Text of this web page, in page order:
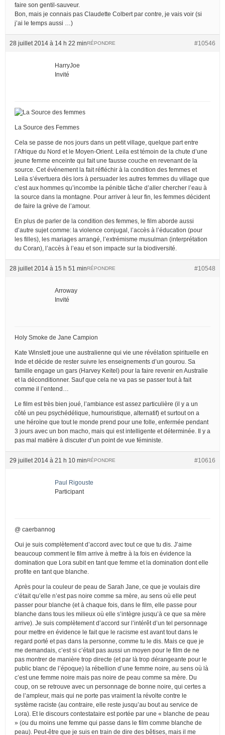
faire son gentil-sauveur.
Bon, mais je connais pas Claudette Colbert par contre, je vais voir (si
j’ai le temps aussi …)
28 juillet 2014 à 14 h 22 min #10546
RÉPONDRE
HarryJoe
Invité
La Source des Femmes
Cela se passe de nos jours dans un petit village, quelque part entre
l’Afrique du Nord et le Moyen-Orient. Leila est témoin de la chute d’une
jeune femme enceinte qui fait une fausse couche en revenant de la
source. Cet événement la fait réfléchir à la condition des femmes et
Leila s’évertuera dès lors à persuader les autres femmes du village que
c’est aux hommes qu’incombe la pénible tâche d’aller chercher l’eau à
la source dans la montagne. Pour arriver à leur fin, les femmes décident
de faire la grève de l’amour.
En plus de parler de la condition des femmes, le film aborde aussi
d’autre sujet comme: la violence conjugal, l’accès à l’éducation (pour
les filles), les mariages arrangé, l’extrémisme musulman (interprétation
du Coran), l’accès à l’eau et son impacte sur la biodiversité.
28 juillet 2014 à 15 h 51 min #10548
RÉPONDRE
Arroway
Invité
Holy Smoke de Jane Campion
Kate Winslett joue une australienne qui vie une révélation spirituelle en
Inde et décide de rester suivre les enseignements d’un gourou. Sa
famille engage un gars (Harvey Keitel) pour la faire revenir en Australie
et la déconditionner. Sauf que cela ne va pas se passer tout à fait
comme il l’entend…
Le film est très bien joué, l’ambiance est assez particulière (il y a un
côté un peu psychédélique, humouristique, alternatif) et surtout on a
une héroïne que tout le monde prend pour une folle, enfermée pendant
3 jours avec un bon macho, mais qui est intelligente et déterminée. Il y a
pas mal matière à discuter d’un point de vue féministe.
29 juillet 2014 à 21 h 10 min #10616
RÉPONDRE
Paul Rigouste
Participant
@ caerbannog
Oui je suis complètement d’accord avec tout ce que tu dis. J’aime
beaucoup comment le film arrive à mettre à la fois en évidence la
domination que Lora subit en tant que femme et la domination dont elle
profite en tant que blanche.
Après pour la couleur de peau de Sarah Jane, ce que je voulais dire
c’était qu’elle n’est pas noire comme sa mère, au sens où elle peut
passer pour blanche (et à chaque fois, dans le film, elle passe pour
blanche dans tous les milieux où elle s’intègre jusqu’à ce que sa mère
arrive). Je suis complètement d’accord sur l’intérêt d’un tel personnage
pour mettre en évidence le fait que le racisme est avant tout dans le
regard porté et pas dans la personne, comme tu le dis. Mais ce que je
me demandais, c’est si c’était pas aussi un moyen pour le film de ne
pas montrer de manière trop directe (et par là trop dérangeante pour le
public blanc de l’époque) la rébellion d’une femme noire, au sens où là
c’est une femme noire mais pas noire de peau comme sa mère. Du
coup, on se retrouve avec un personnage de bonne noire, qui certes a
de l’ampleur, mais qui ne porte pas vraiment la révolte contre le
système raciste (au contraire, elle reste jusqu’au bout au service de
Lora). Et le discours contestataire est portée par une « blanche de peau
» (ou du moins une femme qui passe dans le film comme blanche de
peau). Peut-être que je suis en train de dire des bêtises, mais il me